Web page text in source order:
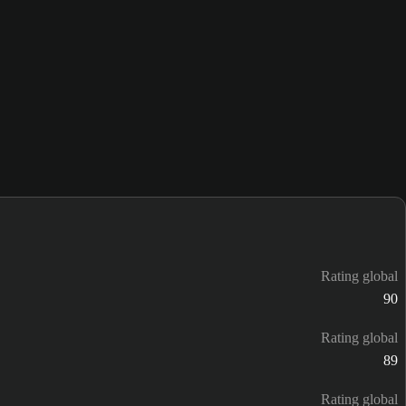
Rating global
90
Rating global
89
Rating global